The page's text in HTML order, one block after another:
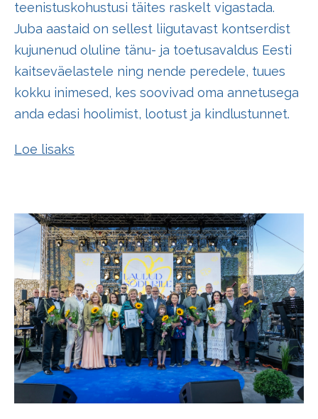
teenistuskohustusi täites raskelt vigastada.
Juba aastaid on sellest liigutavast kontserdist
kujunenud oluline tänu- ja toetusavaldus Eesti
kaitseväelastele ning nende peredele, tuues
kokku inimesed, kes soovivad oma annetusega
anda edasi hoolimist, lootust ja kindlustunnet.
Loe lisaks